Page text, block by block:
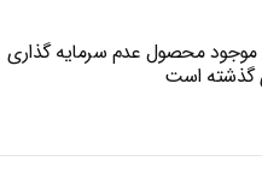
موجود محصول عدم سرمایه گذاری
گذشته است